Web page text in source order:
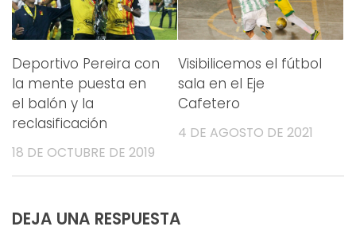
Deportivo Pereira con
la mente puesta en
el balón y la
reclasificación
18 DE OCTUBRE DE 2019
Visibilicemos el fútbol
sala en el Eje
Cafetero
4 DE AGOSTO DE 2021
DEJA UNA RESPUESTA